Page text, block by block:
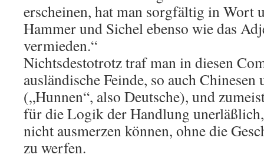
erscheinen, hat man sorgfältig in Wort
Hammer und Sichel ebenso wie das
vermieden.“
Nichtsdestotrotz traf man in diesen
ausländische Feinde, so auch Chinesen
(„Hunnen“, also Deutsche), und
für die Logik der Handlung
nicht ausmerzen können, ohne die
zu werfen.